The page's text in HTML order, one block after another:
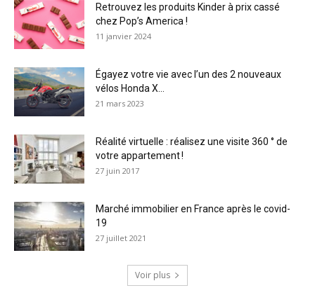
Retrouvez les produits Kinder à prix cassé
chez Pop’s America !
11 janvier 2024
Égayez votre vie avec l’un des 2 nouveaux
vélos Honda X...
21 mars 2023
Réalité virtuelle : réalisez une visite 360 ° de
votre appartement !
27 juin 2017
Marché immobilier en France après le covid-
19
27 juillet 2021
Voir plus